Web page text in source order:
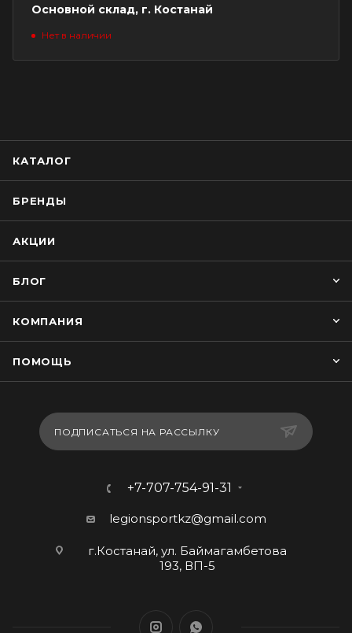
Основной склад, г. Костанай
Нет в наличии
КАТАЛОГ
БРЕНДЫ
АКЦИИ
БЛОГ
КОМПАНИЯ
ПОМОЩЬ
ПОДПИСАТЬСЯ НА РАССЫЛКУ
+7-707-754-91-31
legionsportkz@gmail.com
г.Костанай, ул. Баймагамбетова
193, ВП-5